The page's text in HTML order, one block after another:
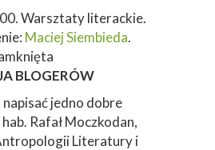
Warsztaty literackie.
Maciej Siembieda.
BLOGERÓW
napisać jedno dobre
Rafał Moczkodan,
Literatury i